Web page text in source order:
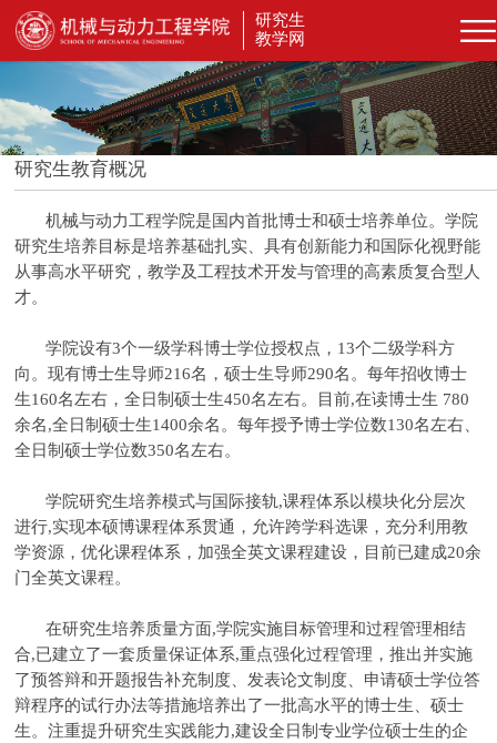
研究生
教学网
研究生教育概况
机械与动力工程学院是国内首批博士和硕士培养单位。学院
研究生培养目标是培养基础扎实、具有创新能力和国际化视野能
从事高水平研究，教学及工程技术开发与管理的高素质复合型人
才。
学院设有3个一级学科博士学位授权点，13个二级学科方
向。现有博士生导师216名，硕士生导师290名。每年招收博士
生160名左右，全日制硕士生450名左右。目前,在读博士生 780
余名,全日制硕士生1400余名。每年授予博士学位数130名左右、
全日制硕士学位数350名左右。
学院研究生培养模式与国际接轨,课程体系以模块化分层次
进行,实现本硕博课程体系贯通，允许跨学科选课，充分利用教
学资源，优化课程体系，加强全英文课程建设，目前已建成20余
门全英文课程。
在研究生培养质量方面,学院实施目标管理和过程管理相结
合,已建立了一套质量保证体系,重点强化过程管理，推出并实施
了预答辩和开题报告补充制度、发表论文制度、申请硕士学位答
辩程序的试行办法等措施培养出了一批高水平的博士生、硕士
生。注重提升研究生实践能力,建设全日制专业学位硕士生的企